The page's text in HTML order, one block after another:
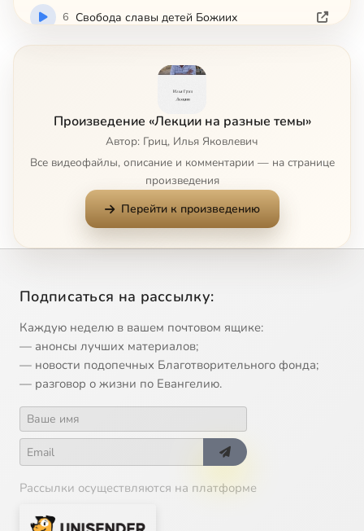
6 Свобода славы детей Божиих
Введение в язык Библии
Произведение «Лекции на разные темы»
Автор: Гриц, Илья Яковлевич
Все видеофайлы, описание и комментарии — на странице
произведения
Перейти к произведению
Подписаться на рассылку:
Каждую неделю в вашем почтовом ящике:
— анонсы лучших материалов;
— новости подопечных Благотворительного фонда;
— разговор о жизни по Евангелию.
Рассылки осуществляются на платформе